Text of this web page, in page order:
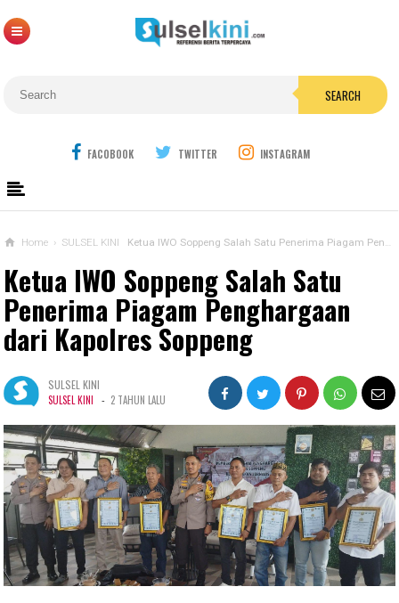
SEARCH
FACOBOOK TWITTER INSTAGRAM
Home › SULSEL KINI Ketua IWO Soppeng Salah Satu Penerima Piagam Penghargaan dari Kapolres Soppeng
Ketua IWO Soppeng Salah Satu
Penerima Piagam Penghargaan
dari Kapolres Soppeng
SULSEL KINI
SULSEL KINI - 2 TAHUN LALU